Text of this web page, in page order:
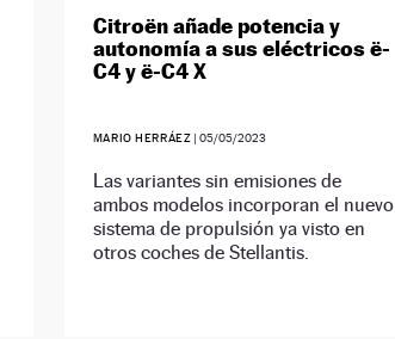
Citroën añade potencia y
autonomía a sus eléctricos ë-
C4 y ë-C4 X
MARIO HERRÁEZ |05/05/2023
Las variantes sin emisiones de
ambos modelos incorporan el nuevo
sistema de propulsión ya visto en
otros coches de Stellantis.